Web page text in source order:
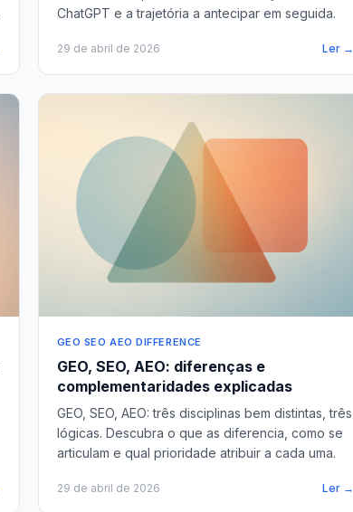
ChatGPT e a trajetória a antecipar em seguida.
29 de abril de 2026 Ler →
GEO SEO AEO DIFFERENCE
GEO, SEO, AEO: diferenças e
complementaridades explicadas
GEO, SEO, AEO: três disciplinas bem distintas, três
lógicas. Descubra o que as diferencia, como se
articulam e qual prioridade atribuir a cada uma.
29 de abril de 2026 Ler →